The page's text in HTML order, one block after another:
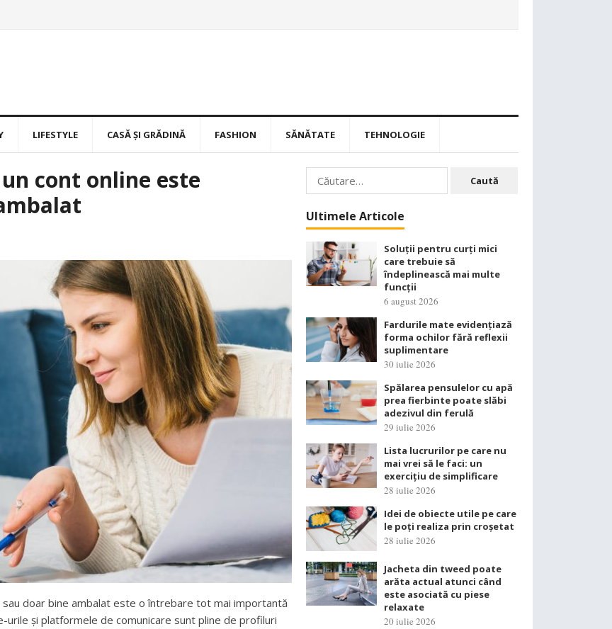
LIFESTYLE CASĂ ȘI GRĂDINĂ FASHION SĂNĂTATE TEHNOLOGIE
cont online este
doar bine ambalat este o întrebare tot mai importantă
și platformele de comunicare sunt pline de profiluri
Caută
după:
Ultimele Articole
Soluții pentru curți mici
care trebuie să
îndeplinească mai multe
funcții
6 august 2026
Fardurile mate evidențiază
forma ochilor fără reflexii
suplimentare
30 iulie 2026
Spălarea pensulelor cu apă
prea fierbinte poate slăbi
adezivul din ferulă
29 iulie 2026
Lista lucrurilor pe care nu
mai vrei să le faci: un
exercițiu de simplificare
28 iulie 2026
Idei de obiecte utile pe care
le poți realiza prin croșetat
28 iulie 2026
Jacheta din tweed poate
arăta actual atunci când
este asociată cu piese
relaxate
20 iulie 2026